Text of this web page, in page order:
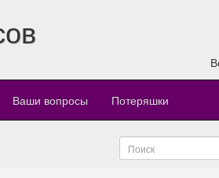
Ваши вопросы Потеряшки